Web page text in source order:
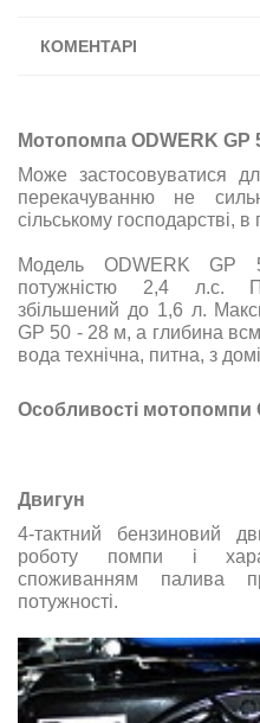
КОМЕНТАРІ
Мотопомпа ODWERK GP
Може застосовуватися
перекачуванню не
сільському господарстві, в
Модель ODWERK GP
потужністю 2,4 л.с.
збільшений до 1,6 л.
GP 50 - 28 м, а глибина
вода технічна, питна, з
Особливості мотопомпи
Двигун
4-тактний бензиновий
роботу помпи і
споживанням палива
потужності.